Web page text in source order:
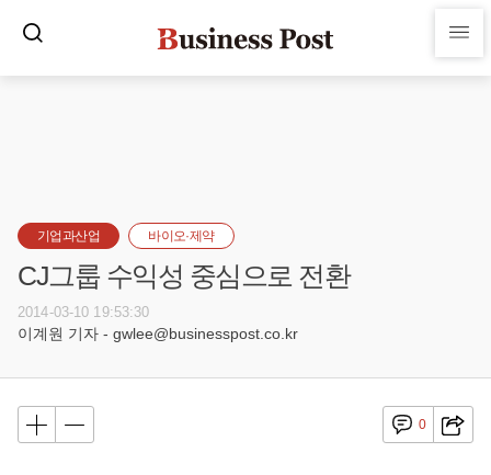
기업과산업 바이오·제약
CJ그룹 수익성 중심으로 전환
2014-03-10 19:53:30
이계원 기자 - gwlee@businesspost.co.kr
0